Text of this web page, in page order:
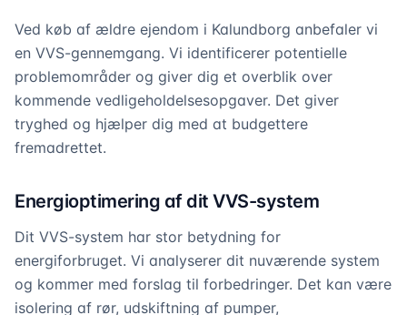
Ved køb af ældre ejendom i Kalundborg anbefaler vi
en VVS-gennemgang. Vi identificerer potentielle
problemområder og giver dig et overblik over
kommende vedligeholdelsesopgaver. Det giver
tryghed og hjælper dig med at budgettere
fremadrettet.
Energioptimering af dit VVS-system
Dit VVS-system har stor betydning for
energiforbruget. Vi analyserer dit nuværende system
og kommer med forslag til forbedringer. Det kan være
isolering af rør, udskiftning af pumper,